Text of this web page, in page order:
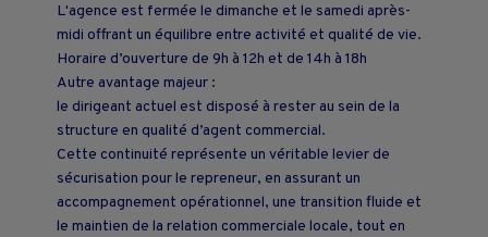
L'agence est fermée le dimanche et le samedi après-
midi offrant un équilibre entre activité et qualité de vie.
Horaire d’ouverture de 9h à 12h et de 14h à 18h
Autre avantage majeur :
le dirigeant actuel est disposé à rester au sein de la
structure en qualité d’agent commercial.
Cette continuité représente un véritable levier de
sécurisation pour le repreneur, en assurant un
accompagnement opérationnel, une transition fluide et
le maintien de la relation commerciale locale, tout en